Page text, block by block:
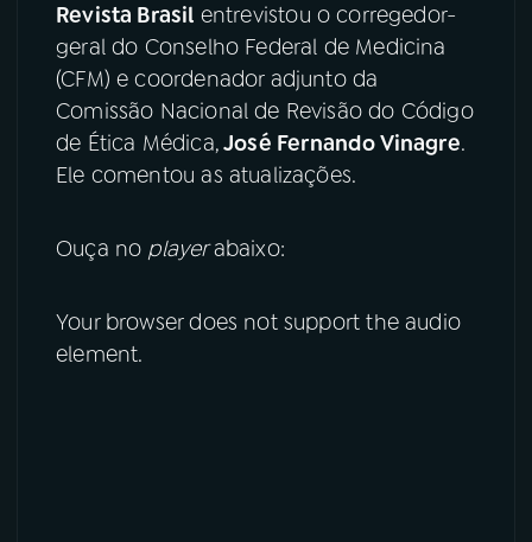
08FESTIVAL DE MÚSICA
YouTube Facebook
Revista Brasil entrevistou o corregedor-
geral do Conselho Federal de Medicina
(CFM) e coordenador adjunto da
Comissão Nacional de Revisão do Código
de Ética Médica,José Fernando Vinagre.
Ele comentou as atualizações.
Ouça no playerabaixo:
Your browser does not support the audio
element.